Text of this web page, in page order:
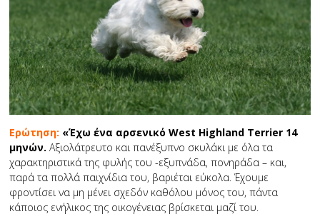
Ερώτηση: «Έχω ένα αρσενικό West Highland Terrier 14
μηνών.Αξιολάτρευτο και πανέξυπνο σκυλάκι με όλα τα
χαρακτηριστικά της φυλής του -εξυπνάδα, πονηράδα – και,
παρά τα πολλά παιχνίδια του, βαριέται εύκολα. Έχουμε
φροντίσει να μη μένει σχεδόν καθόλου μόνος του, πάντα
κάποιος ενήλικος της οικογένειας βρίσκεται μαζί του.